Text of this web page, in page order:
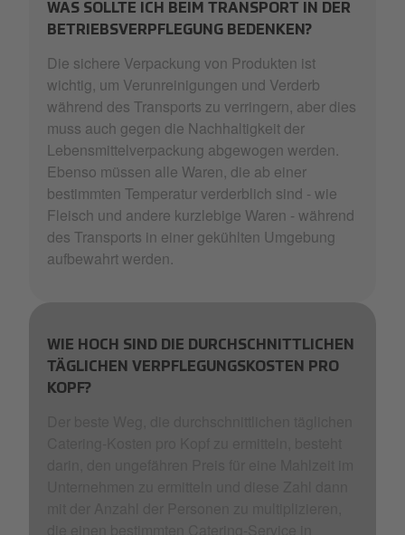
WAS SOLLTE ICH BEIM TRANSPORT IN DER
BETRIEBSVERPFLEGUNG BEDENKEN?
Die sichere Verpackung von Produkten ist
wichtig, um Verunreinigungen und Verderb
während des Transports zu verringern, aber dies
muss auch gegen die Nachhaltigkeit der
Lebensmittelverpackung abgewogen werden.
Ebenso müssen alle Waren, die ab einer
bestimmten Temperatur verderblich sind - wie
Fleisch und andere kurzlebige Waren - während
des Transports in einer gekühlten Umgebung
aufbewahrt werden.
WIE HOCH SIND DIE DURCHSCHNITTLICHEN
TÄGLICHEN VERPFLEGUNGSKOSTEN PRO
KOPF?